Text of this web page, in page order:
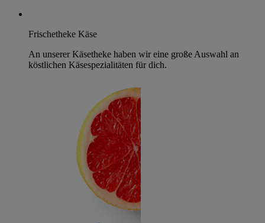
Frischetheke Käse
An unserer Käsetheke haben wir eine große Auswahl an
köstlichen Käsespezialitäten für dich.